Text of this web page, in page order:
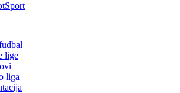
lige
liga